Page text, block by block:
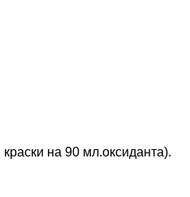
на 90 мл.оксиданта).